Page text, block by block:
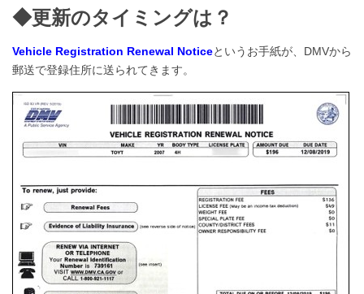
◆更新のタイミングは？
Vehicle Registration Renewal Noticeというお手紙が、DMVから
郵送で登録住所に送られてきます。